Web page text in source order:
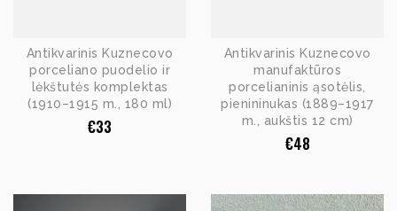
Antikvarinis Kuznecovo
porceliano puodelio ir
lėkštutės komplektas
(1910–1915 m., 180 ml)
€33
Antikvarinis Kuznecovo
manufaktūros
porcelianinis ąsotėlis,
pienininukas (1889–1917
m., aukštis 12 cm)
€48